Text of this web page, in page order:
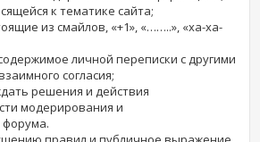
к тематике сайта;
из смайлов, «+1», «……..», «ха-ха-
личной переписки с другими
согласия;
решения и действия
модерирования и